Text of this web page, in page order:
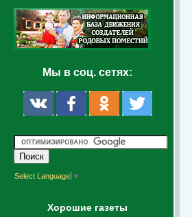
Мы в соц. сетях:
Select Language ▼
Хорошие газеты